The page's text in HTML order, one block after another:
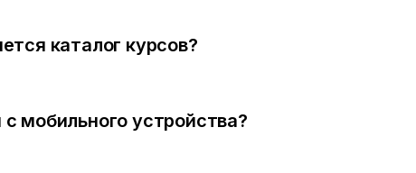
и результатах — и опубликуйте.
каталог курсов?
обучения.
мобильного устройства?